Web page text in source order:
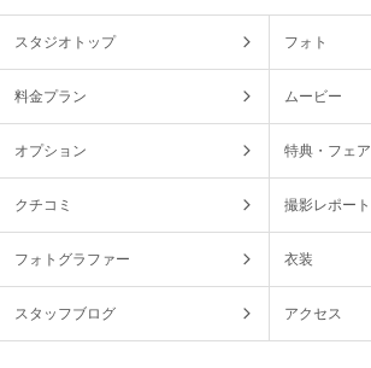
スタジオトップ フォト
料金プラン ムービー
オプション 特典・フェア
クチコミ 撮影レポート
フォトグラファー 衣装
スタッフブログ アクセス